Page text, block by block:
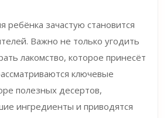
ребёнка зачастую становится
Важно не только угодить
лакомство, которое принесёт
ключевые
полезных десертов,
ингредиенты и приводятся